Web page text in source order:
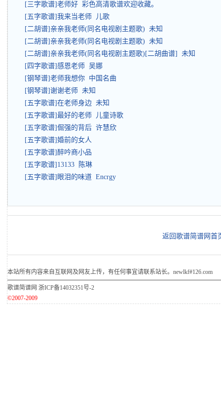
[三字歌谱]老师好 彩色高清歌谱欢迎收藏。
[五字歌谱]我来当老师 儿歌
[二胡谱]亲亲我老师(同名电视剧主题歌) 未知
[二胡谱]亲亲我老师(同名电视剧主题歌) 未知
[二胡谱]亲亲我老师(同名电视剧主题歌)[二胡曲谱] 未知
[四字歌谱]感恩老师 吴娜
[钢琴谱]老师我想你 中国名曲
[钢琴谱]谢谢老师 未知
[五字歌谱]在老师身边 未知
[五字歌谱]最好的老师 儿童诗歌
[五字歌谱]倔强的背后 许慧欣
[五字歌谱]婚前的女人
[五字歌谱]醉吟商小品
[五字歌谱]13133 陈琳
[五字歌谱]眼泪的味道 Encrgy
返回歌谱简谱网首
本站所有内容来自互联网及网友上传，有任何事宜请联系站长。newlkf#126.com
歌谱简谱网 浙ICP备14032351号-2
©2007-2009